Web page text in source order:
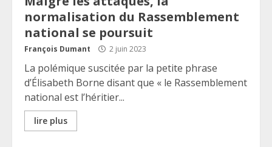
normalisation du Rassemblement
national se poursuit
François Dumant 2 juin 2023
La polémique suscitée par la petite phrase
d’Élisabeth Borne disant que « le Rassemblement
national est l’héritier...
lire plus